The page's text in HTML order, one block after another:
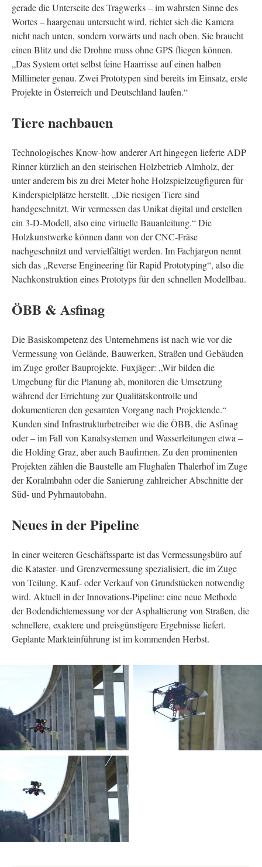
gerade die Unterseite des Tragwerks – im wahrsten Sinne des
Wortes – haargenau untersucht wird, richtet sich die Kamera
nicht nach unten, sondern vorwärts und nach oben. Sie braucht
einen Blitz und die Drohne muss ohne GPS fliegen können.
„Das System ortet selbst feine Haarrisse auf einen halben
Millimeter genau. Zwei Prototypen sind bereits im Einsatz, erste
Projekte in Österreich und Deutschland laufen.“
Tiere nachbauen
Technologisches Know-how anderer Art hingegen lieferte ADP
Rinner kürzlich an den steirischen Holzbetrieb Almholz, der
unter anderem bis zu drei Meter hohe Holzspielzeugfiguren für
Kinderspielplätze herstellt. „Die riesigen Tiere sind
handgeschnitzt. Wir vermessen das Unikat digital und erstellen
ein 3-D-Modell, also eine virtuelle Bauanleitung.“ Die
Holzkunstwerke können dann von der CNC-Fräse
nachgeschnitzt und vervielfältigt werden. Im Fachjargon nennt
sich das „Reverse Engineering für Rapid Prototyping“, also die
Nachkonstruktion eines Prototyps für den schnellen Modellbau.
ÖBB & Asfinag
Die Basiskompetenz des Unternehmens ist nach wie vor die
Vermessung von Gelände, Bauwerken, Straßen und Gebäuden
im Zuge großer Bauprojekte. Fuxjäger: „Wir bilden die
Umgebung für die Planung ab, monitoren die Umsetzung
während der Errichtung zur Qualitätskontrolle und
dokumentieren den gesamten Vorgang nach Projektende.“
Kunden sind Infrastrukturbetreiber wie die ÖBB, die Asfinag
oder – im Fall von Kanalsystemen und Wasserleitungen etwa –
die Holding Graz, aber auch Baufirmen. Zu den prominenten
Projekten zählen die Baustelle am Flughafen Thalerhof im Zuge
der Koralmbahn oder die Sanierung zahlreicher Abschnitte der
Süd- und Pyhrnautobahn.
Neues in der Pipeline
In einer weiteren Geschäftssparte ist das Vermessungsbüro auf
die Kataster- und Grenzvermessung spezialisiert, die im Zuge
von Teilung, Kauf- oder Verkauf von Grundstücken notwendig
wird. Aktuell in der Innovations-Pipeline: eine neue Methode
der Bodendichtemessung vor der Asphaltierung von Straßen, die
schnellere, exaktere und preisgünstigere Ergebnisse liefert.
Geplante Markteinführung ist im kommenden Herbst.